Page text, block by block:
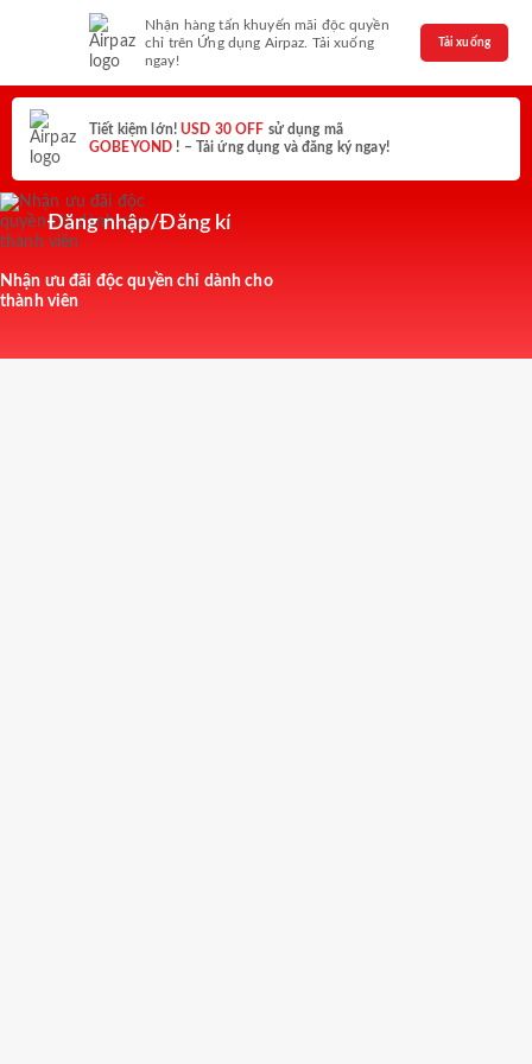
Nhận hàng tấn khuyến mãi độc quyền
chỉ trên Ứng dụng Airpaz. Tải xuống
ngay!
Tải xuống
Tiết kiệm lớn!USD 30 OFF sử dụng mã
GOBEYOND ! – Tải ứng dụng và đăng ký ngay!
Đăng nhập/Đăng kí
Nhận ưu đãi độc quyền chỉ dành cho
thành viên